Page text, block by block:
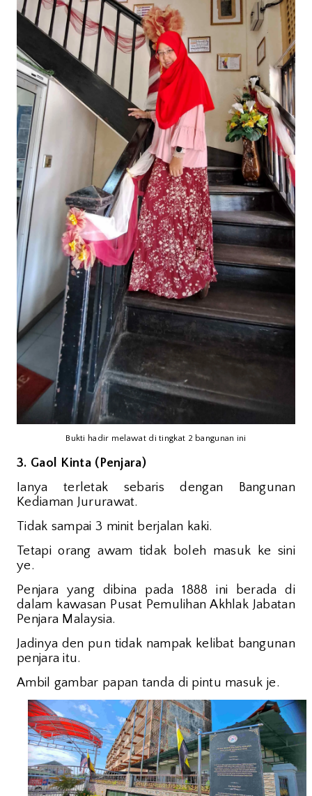
Bukti hadir melawat di tingkat 2 bangunan ini
3. Gaol Kinta (Penjara)
Ianya terletak sebaris dengan
Bangunan
Kediaman Jururawat.
Tidak sampai 3 minit berjalan kaki.
Tetapi orang awam tidak boleh masuk ke sini
ye.
Penjara yang dibina pada 1888 ini berada di
dalam kawasan Pusat Pemulihan Akhlak Jabatan
Penjara Malaysia.
Jadinya den pun tidak nampak kelibat bangunan
penjara itu.
Ambil gambar papan tanda di pintu masuk je.